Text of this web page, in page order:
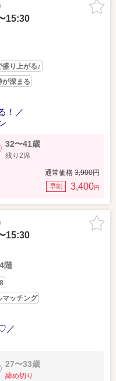
15:30
盛り上がる♪
が深まる
！／
32〜41歳
残り2席
通常価格 3,900円
早割 3,400円
15:30
階
マッチング
／
27〜33歳
締め切り